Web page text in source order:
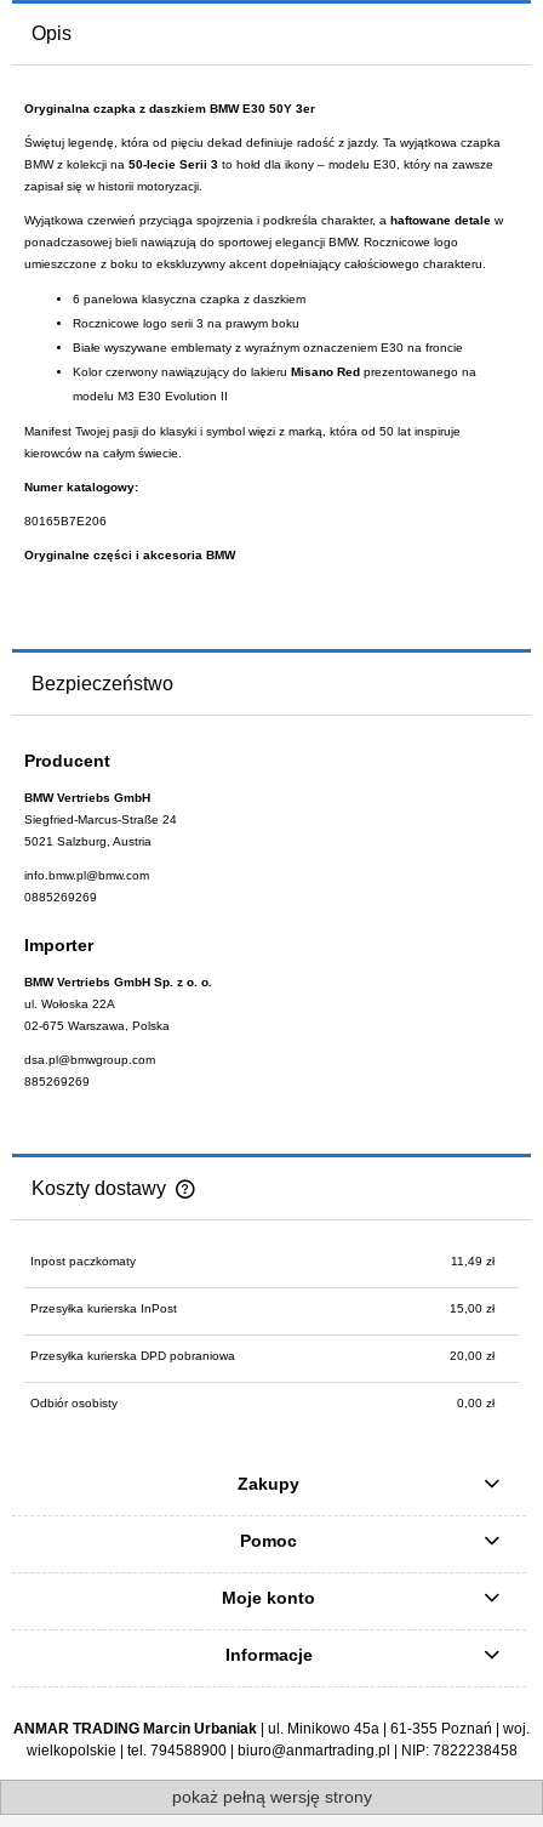
Opis
Oryginalna czapka z daszkiem BMW E30 50Y 3er
Świętuj legendę, która od pięciu dekad definiuje radość z jazdy. Ta wyjątkowa czapka
BMW z kolekcji na 50-lecie Serii 3 to hołd dla ikony – modelu E30, który na zawsze
zapisał się w historii motoryzacji.
Wyjątkowa czerwień przyciąga spojrzenia i podkreśla charakter, a haftowane detale w
ponadczasowej bieli nawiązują do sportowej elegancji BMW. Rocznicowe logo
umieszczone z boku to ekskluzywny akcent dopełniający całościowego charakteru.
6 panelowa klasyczna czapka z daszkiem
Rocznicowe logo serii 3 na prawym boku
Białe wyszywane emblematy z wyraźnym oznaczeniem E30 na froncie
Kolor czerwony nawiązujący do lakieru Misano Red prezentowanego na
modelu M3 E30 Evolution II
Manifest Twojej pasji do klasyki i symbol więzi z marką, która od 50 lat inspiruje
kierowców na całym świecie.
Numer katalogowy:
80165B7E206
Oryginalne części i akcesoria BMW
Bezpieczeństwo
Producent
BMW Vertriebs GmbH
Siegfried-Marcus-Straße 24
5021 Salzburg, Austria
info.bmw.pl@bmw.com
0885269269
Importer
BMW Vertriebs GmbH Sp. z o. o.
ul. Wołoska 22A
02-675 Warszawa, Polska
dsa.pl@bmwgroup.com
885269269
Koszty dostawy
Cena nie zawiera ewentualnych kosztów płatności
Inpost paczkomaty 11,49 zł
Przesyłka kurierska InPost 15,00 zł
Przesyłka kurierska DPD pobraniowa 20,00 zł
Odbiór osobisty 0,00 zł
Zakupy
Pomoc
Moje konto
Informacje
ANMAR TRADING Marcin Urbaniak | ul. Minikowo 45a | 61-355 Poznań | woj.
wielkopolskie | tel. 794588900| biuro@anmartrading.pl | NIP: 7822238458
pokaż pełną wersję strony